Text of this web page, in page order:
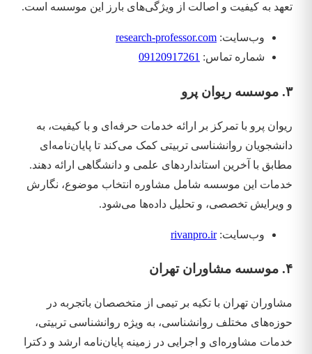
تعهد به کیفیت و اصالت از ویژگی‌های بارز این موسسه است.
وب‌سایت: research-professor.com
شماره تماس: 09120917261
۳. موسسه ریوان پرو
ریوان پرو با تمرکز بر ارائه خدمات حرفه‌ای و با کیفیت، به
دانشجویان روانشناسی تربیتی کمک می‌کند تا پایان‌نامه‌ای
مطابق با آخرین استانداردهای علمی و دانشگاهی ارائه دهند.
خدمات این موسسه شامل مشاوره انتخاب موضوع، نگارش
و ویرایش تخصصی، و تحلیل داده‌ها می‌شود.
وب‌سایت:rivanpro.ir
۴. موسسه مشاوران تهران
مشاوران تهران با تکیه بر تیمی از متخصصان باتجربه در
حوزه‌های مختلف روانشناسی، به ویژه روانشناسی تربیتی،
خدمات مشاوره‌ای و اجرایی در زمینه پایان‌نامه ارشد و دکترا